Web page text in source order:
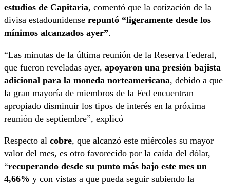
estudios de Capitaria, comentó que la cotización de la
divisa estadounidense repuntó “ligeramente desde los
mínimos alcanzados ayer”.
“Las minutas de la última reunión de la Reserva Federal,
que fueron reveladas ayer, apoyaron una presión bajista
adicional para la moneda norteamericana, debido a que
la gran mayoría de miembros de la Fed encuentran
apropiado disminuir los tipos de interés en la próxima
reunión de septiembre”, explicó
Respecto al cobre, que alcanzó este miércoles su mayor
valor del mes, es otro favorecido por la caída del dólar,
“recuperando desde su punto más bajo este mes un
4,66% y con vistas a que pueda seguir subiendo la